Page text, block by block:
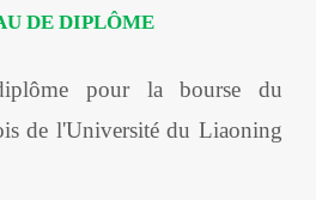
DE DIPLÔME
pour la bourse du
de l'Université du Liaoning